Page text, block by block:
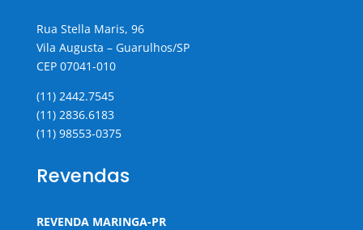
Rua Stella Maris, 96
Vila Augusta – Guarulhos/SP
CEP 07041-010
(11) 2442.7545
(11) 2836.6183
(11) 98553-0375
Revendas
REVENDA MARINGA-PR